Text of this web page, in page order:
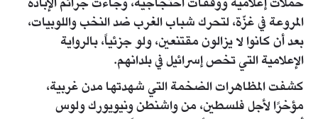
المروعة في غزّة، لتحرك شباب الغرب ضد النخب واللوبيات،
بعد أن كانوا لا يزالون مقتنعين، ولو جزئياً، بالرواية
الإعلامية التي تخص إسرائيل في بلدانهم.
كشفت المظاهرات الضخمة التي شهدتها مدن غربية،
مؤخرًا لأجل فلسطين، من واشنطن ونيويورك ولوس